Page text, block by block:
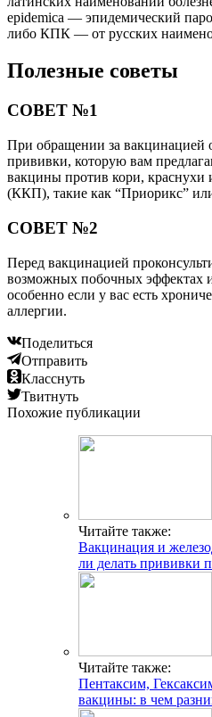
epidemica — эпидемический
либо КПК — от русских
Полезные советы
СОВЕТ №1
При обращении за вакцинацией
прививки, которую вам
вакцины против кори, краснухи
(ККП), такие как “Приорикс”
СОВЕТ №2
Перед вакцинацией
возможных побочных эффектах
особенно если у вас есть
аллергии.
Поделиться
Отправить
Класснуть
Твитнуть
Похожие публикации
Читайте также:
Вакцинация и
ли делать прививки
Читайте также:
Пентаксим,
вакцины: в чем